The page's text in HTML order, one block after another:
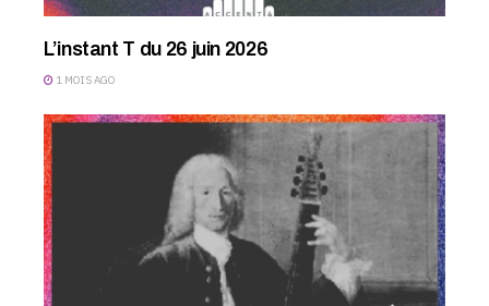
L’instant T du 26 juin 2026
1 MOIS AGO